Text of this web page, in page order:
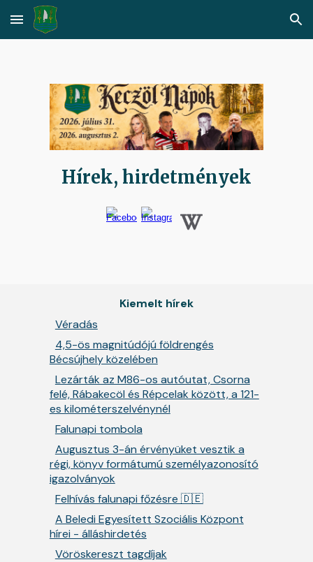
Skip to main content Skip to navigation
Hírek, hirdetmények
Kiemelt hírek
Véradás
4,5-ös magnitúdójú földrengés
Bécsújhely közelében
Lezárták az M86-os autóutat, Csorna
felé, Rábakecöl és Répcelak között, a 121-
es kilométerszelvénynél
Falunapi tombola
Augusztus 3-án érvényüket vesztik a
régi, könyv formátumú személyazonosító
igazolványok
Felhívás falunapi főzésre 🇩🇪
A Beledi Egyesített Szociális Központ
hírei - álláshirdetés
Vöröskereszt tagdíjak